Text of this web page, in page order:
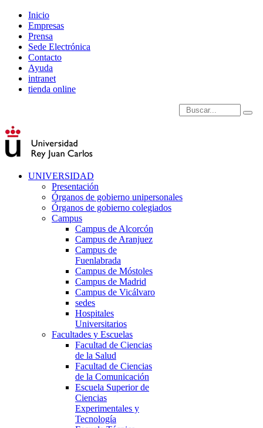
Inicio
Empresas
Prensa
Sede Electrónica
Contacto
Ayuda
intranet
tienda online
Introduce términos de
UNIVERSIDAD
Presentación
Órganos de gobierno unipersonales
Órganos de gobierno colegiados
Campus
Campus de Alcorcón
Campus de Aranjuez
Campus de
Fuenlabrada
Campus de Móstoles
Campus de Madrid
Campus de Vicálvaro
sedes
Hospitales
Universitarios
Facultades y Escuelas
Facultad de Ciencias
de la Salud
Facultad de Ciencias
de la Comunicación
Escuela Superior de
Ciencias
Experimentales y
Tecnología